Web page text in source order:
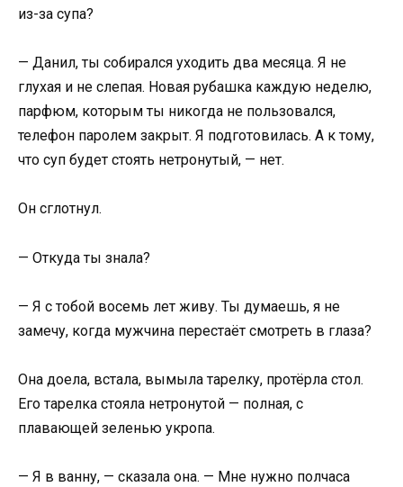
из-за супа?
— Данил, ты собирался уходить два месяца. Я не
глухая и не слепая. Новая рубашка каждую неделю,
парфюм, которым ты никогда не пользовался,
телефон паролем закрыт. Я подготовилась. А к тому,
что суп будет стоять нетронутый, — нет.
Он сглотнул.
— Откуда ты знала?
— Я с тобой восемь лет живу. Ты думаешь, я не
замечу, когда мужчина перестаёт смотреть в глаза?
Она доела, встала, вымыла тарелку, протёрла стол.
Его тарелка стояла нетронутой — полная, с
плавающей зеленью укропа.
— Я в ванну, — сказала она. — Мне нужно полчаса